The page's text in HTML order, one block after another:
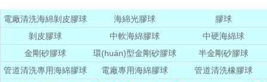
電廠清洗海綿剝皮膠球 海綿光膠球
膠球
剝皮膠球
中軟海綿膠球
中硬海綿球
金剛砂膠球
環(huán)型金剛砂膠球
半金剛砂膠球
管道清洗專用海綿膠球
電廠專用海綿膠球 管道清洗橡膠球